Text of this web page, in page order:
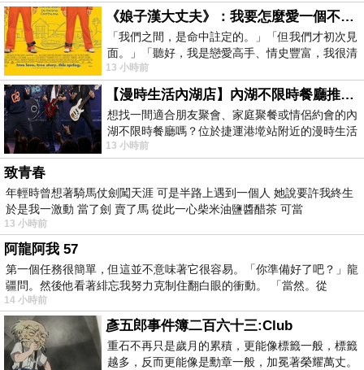
《娘子漢大丈夫》：我要怎麼愛一個不存在的人？
「我們之間，是命中註定的。」「但我們才初次見
面。」「聽好，我是戀愛高手、情史豐富，我很清
楚這種感覺，你我之間的那種感覺，現
13 小時前
【漫時生活內湖店】內湖不限時餐廳推薦｜捷運港墘站美食，聚餐、約會、家庭聚會首選，正餐甜點一次滿足
想找一間適合朋友聚會、家庭聚餐或情侶約會的內
湖不限時餐廳嗎？位於捷運港墘站附近的漫時生活
內湖店，從捷運站步行約4分鐘即可抵
13 小時前
致青春
年輕時曾想著騎馬仗劍闖天涯 可是半路上遇到一個人 她說要許我終生
於是我一激動 當了劍 賣了馬 從此一心柴米油鹽醬醋茶 可當
13 小時前
阿龍阿我 57
第一個任務很簡單，但這並不意味著它很容易。「你準備好了吧？」龍
疆問。然後他看著緋忘我努力克制住翻白眼的衝動。 「當然。從
14 小時前
彥五郎事件簿二百六十三:Club
重石不再只是歲月的累積，更能像標籤一般，標籤
越多，反而更能像是勳章一般，加冕著榮耀萬丈。